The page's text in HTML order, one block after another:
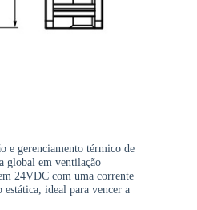
e gerenciamento térmico de
global em ventilação
24VDC com uma corrente
ideal para vencer a